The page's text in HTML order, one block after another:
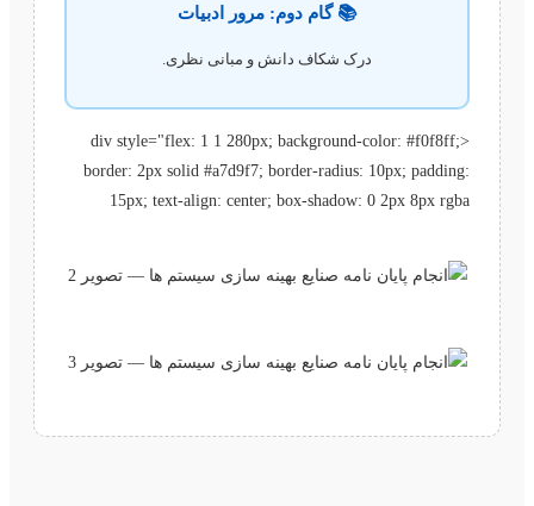
📚 گام دوم: مرور ادبیات
درک شکاف دانش و مبانی نظری.
<div style="flex: 1 1 280px; background-color: #f0f8ff;
border: 2px solid #a7d9f7; border-radius: 10px; padding:
15px; text-align: center; box-shadow: 0 2px 8px rgba